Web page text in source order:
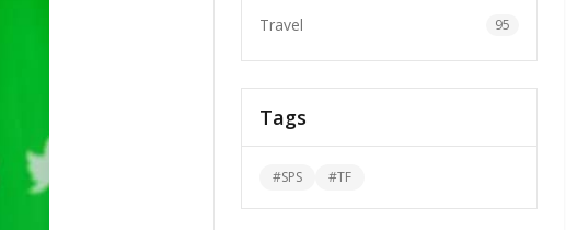
Travel 95
Tags
#SPS #TF